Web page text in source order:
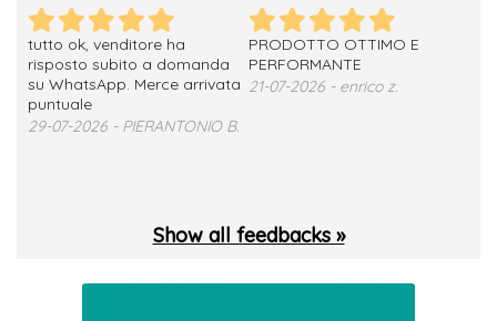
tutto ok, venditore ha
risposto subito a domanda
su WhatsApp. Merce arrivata
puntuale
29-07-2026 - PIERANTONIO B.
PRODOTTO OTTIMO E
PERFORMANTE
21-07-2026 - enrico z.
Show all feedbacks »